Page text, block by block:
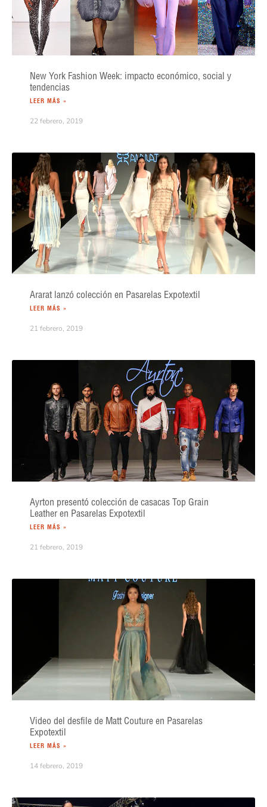
New York Fashion Week: impacto económico, social y
tendencias
LEER MÁS »
22 febrero, 2019
Ararat lanzó colección en Pasarelas Expotextil
LEER MÁS »
21 febrero, 2019
Ayrton presentó colección de casacas Top Grain
Leather en Pasarelas Expotextil
LEER MÁS »
21 febrero, 2019
Video del desfile de Matt Couture en Pasarelas
Expotextil
LEER MÁS »
14 febrero, 2019